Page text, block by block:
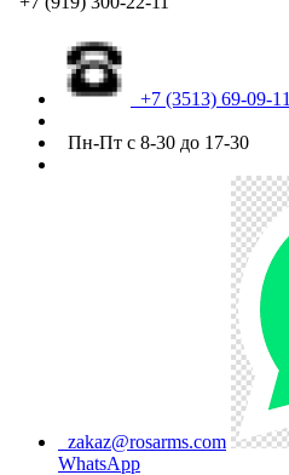
+7 (3513) 69-09-11
Пн-Пт с 8-30 до 17-30
zakaz@rosarms.com
WhatsApp